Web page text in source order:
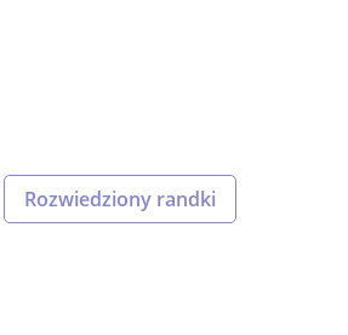
Rozwiedziony randki